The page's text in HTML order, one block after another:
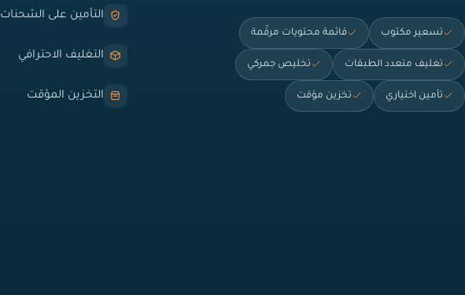
تسعير مكتوب قائمة محتويات مرقّمة
تغليف متعدد الطبقات تخليص جمركي
تأمين اختياري تخزين مؤقت
التأمين على الشحنات
التغليف الاحترافي
التخزين المؤقت